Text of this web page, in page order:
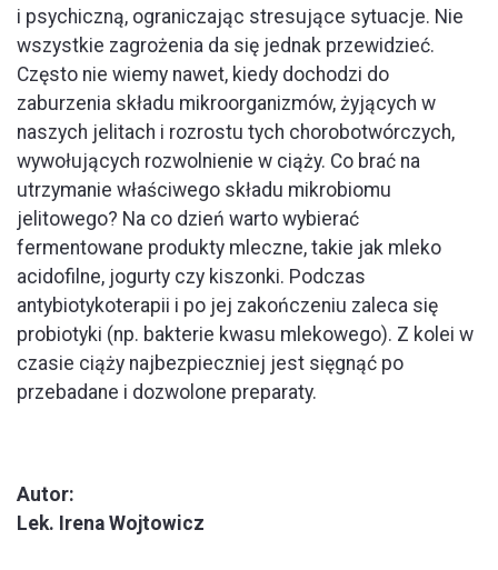
i psychiczną, ograniczając stresujące sytuacje. Nie
wszystkie zagrożenia da się jednak przewidzieć.
Często nie wiemy nawet, kiedy dochodzi do
zaburzenia składu mikroorganizmów, żyjących w
naszych jelitach i rozrostu tych chorobotwórczych,
wywołujących rozwolnienie w ciąży. Co brać na
utrzymanie właściwego składu mikrobiomu
jelitowego? Na co dzień warto wybierać
fermentowane produkty mleczne, takie jak mleko
acidofilne, jogurty czy kiszonki. Podczas
antybiotykoterapii i po jej zakończeniu zaleca się
probiotyki (np. bakterie kwasu mlekowego). Z kolei w
czasie ciąży najbezpieczniej jest sięgnąć po
przebadane i dozwolone preparaty.
Autor:
Lek. Irena Wojtowicz